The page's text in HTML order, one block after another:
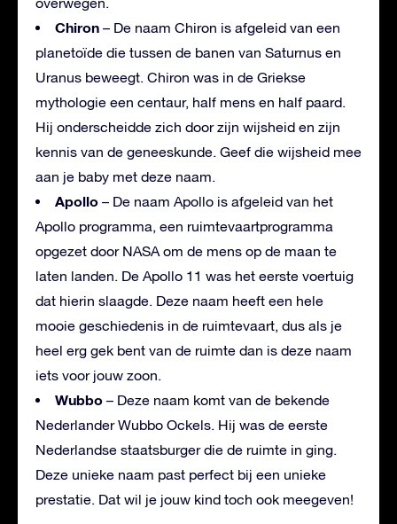
Chiron – De naam Chiron is afgeleid van een
planetoïde die tussen de banen van Saturnus en
Uranus beweegt. Chiron was in de Griekse
mythologie een centaur, half mens en half paard.
Hij onderscheidde zich door zijn wijsheid en zijn
kennis van de geneeskunde. Geef die wijsheid mee
aan je baby met deze naam.
Apollo – De naam Apollo is afgeleid van het
Apollo programma, een ruimtevaartprogramma
opgezet door NASA om de mens op de maan te
laten landen. De Apollo 11 was het eerste voertuig
dat hierin slaagde. Deze naam heeft een hele
mooie geschiedenis in de ruimtevaart, dus als je
heel erg gek bent van de ruimte dan is deze naam
iets voor jouw zoon.
Wubbo – Deze naam komt van de bekende
Nederlander Wubbo Ockels. Hij was de eerste
Nederlandse staatsburger die de ruimte in ging.
Deze unieke naam past perfect bij een unieke
prestatie. Dat wil je jouw kind toch ook meegeven!